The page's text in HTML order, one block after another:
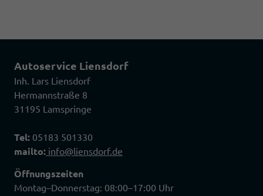
Autoservice Liensdorf
Inh. Lars Liensdorf
Hermannstraße 8
31195 Lamspringe
Tel: 05183 501330
mailto: info@liensdorf.de
Öffnungszeiten
Montag–Donnerstag: 08:00–17:00 Uhr